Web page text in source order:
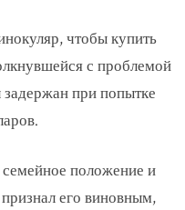
чтобы купить
с проблемой
при попытке
положение и
его виновным,